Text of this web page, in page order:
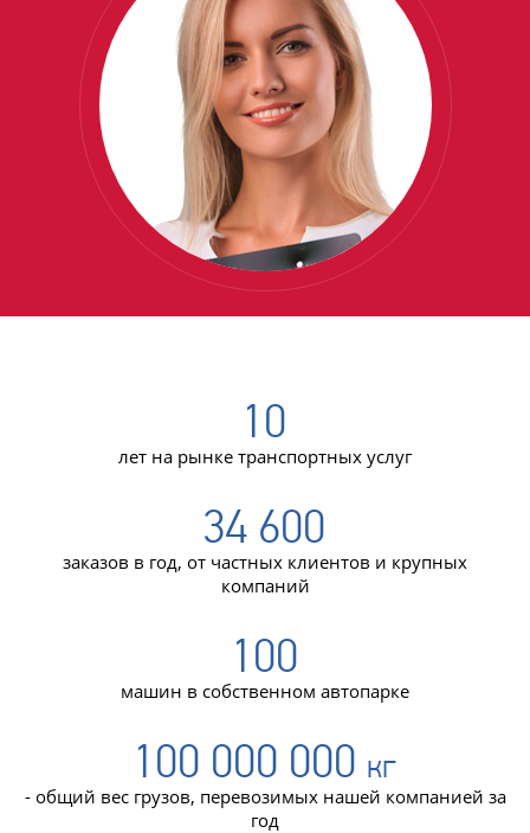
10
лет на рынке транспортных услуг
34 600
заказов в год, от частных клиентов и крупных
компаний
100
машин в собственном автопарке
100 000 000 кг
- общий вес грузов, перевозимых нашей компанией за
год